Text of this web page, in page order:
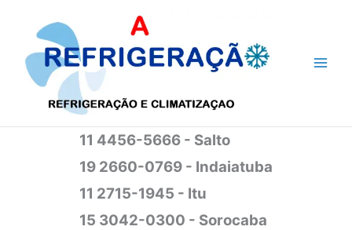
conteúdo
11 4456-5666 - Salto
19 2660-0769 - Indaiatuba
11 2715-1945 - Itu
15 3042-0300 - Sorocaba